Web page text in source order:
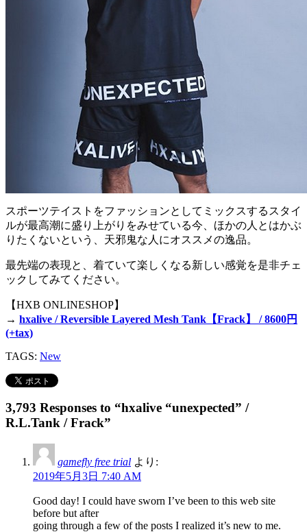
スポーツテイストをファッションとしてミックスするスタイ
ルが最高潮に盛り上がりをみせている今、ほかの人とはかぶ
りたくないという、天邪鬼な人にオススメの逸品。
最先端の表現と、着ていて楽しくなる新しい感覚を是非チェ
ックしてみてください。
【HXB ONLINESHOP】
→ hxalive / Reversible Layered Mesh Tank【Frack】 / 8600円
(+tax)
TAGS: New
3,793 Responses to “hxalive “unexpected” /
R.L.Tank / Frack”
gamefly free trial より:
2019年5月3日 7:40 AM
Good day! I could have sworn I’ve been to this web site
before but after
going through a few of the posts I realized it’s new to me.